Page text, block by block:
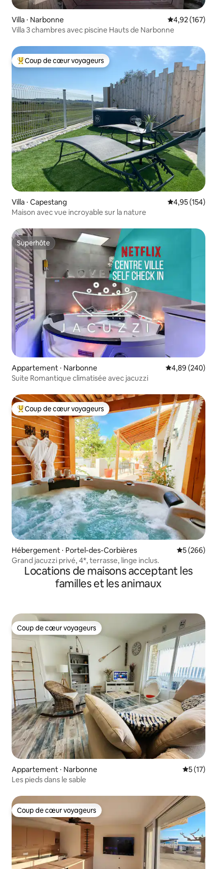
Villa ⋅ Narbonne Évaluation
4,92 (167)
Villa 3 chambres avec piscine Hauts de Narbonne
Coups de cœur voyageurs les plus appréciés
Coup de cœur voyageurs
Villa ⋅ Capestang Évaluation
4,95 (154)
Maison avec vue incroyable sur la nature
Superhôte
Superhôte
Appartement ⋅ Narbonne Évaluation
4,89 (240)
Suite Romantique climatisée avec jacuzzi
Coups de cœur voyageurs les plus appréciés
Coup de cœur voyageurs
Hébergement ⋅ Portel-des-Corbières Évaluation
5 (266)
Grand jacuzzi privé, 4*, terrasse, linge inclus.
Locations de maisons acceptant les
familles et les animaux
Coup de cœur voyageurs
Coup de cœur voyageurs
Appartement ⋅ Narbonne
5 (17)
Les pieds dans le sable
Coup de cœur voyageurs
Coup de cœur voyageurs